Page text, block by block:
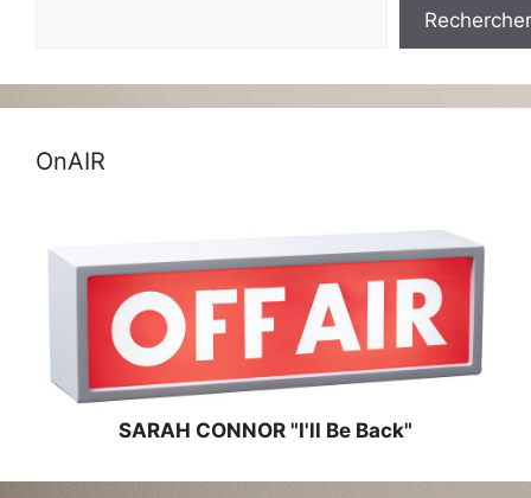
Rechercher
OnAIR
SARAH CONNOR "I'll Be Back"